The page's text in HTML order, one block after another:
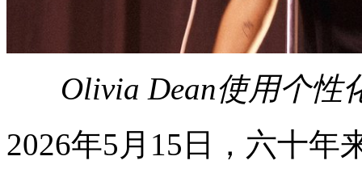
Olivia Dean使用个性
2026年5月15日，六十年